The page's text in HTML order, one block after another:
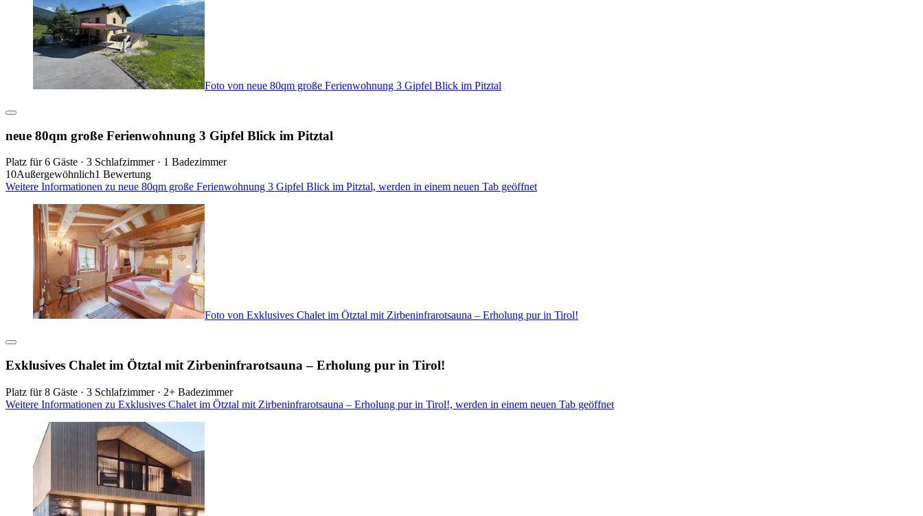
Foto von neue 80qm große Ferienwohnung 3 Gipfel Blick im Pitztal
neue 80qm große Ferienwohnung 3 Gipfel Blick im Pitztal
Platz für 6 Gäste · 3 Schlafzimmer · 1 Badezimmer
10Außergewöhnlich1 Bewertung
Weitere Informationen zu neue 80qm große Ferienwohnung 3 Gipfel Blick im Pitztal, werden in einem neuen Tab geöffnet
Foto von Exklusives Chalet im Ötztal mit Zirbeninfrarotsauna – Erholung pur in Tirol!
Exklusives Chalet im Ötztal mit Zirbeninfrarotsauna – Erholung pur in Tirol!
Platz für 8 Gäste · 3 Schlafzimmer · 2+ Badezimmer
Weitere Informationen zu Exklusives Chalet im Ötztal mit Zirbeninfrarotsauna – Erholung pur in Tirol!, werden in einem neuen Tab geöffnet